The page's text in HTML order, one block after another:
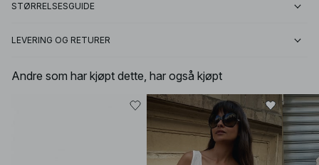
STØRRELSESGUIDE
LEVERING OG RETURER
Andre som har kjøpt dette, har også kjøpt